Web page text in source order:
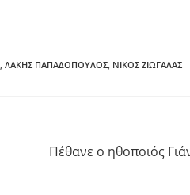
ΛΆΚΗΣ ΠΑΠΑΔΌΠΟΥΛΟΣ ΝΊΚΟΣ ΖΙΏΓΑΛΑΣ
Πέθανε ο ηθοποιός